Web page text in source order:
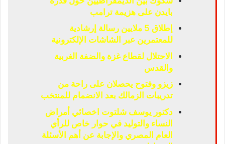
بايدن على هزيمة ترامب
إطلاق 5 ملايين رسالة إرشادية
للمعتمرين عبر الشاشات الإلكترونية
الاحتلال لقطاع غزة والضفة الغربية
والقدس
زيزو وفتوح يحصلان على راحة من
تدريبات الزمالك بعد الانضمام للمنتخب
دكتور يوسف شلتوت اخصائي أمراض
النساء والتوليد في حوار خاص للرأي
العام المصري والإجابة عن أهم الأسئلة